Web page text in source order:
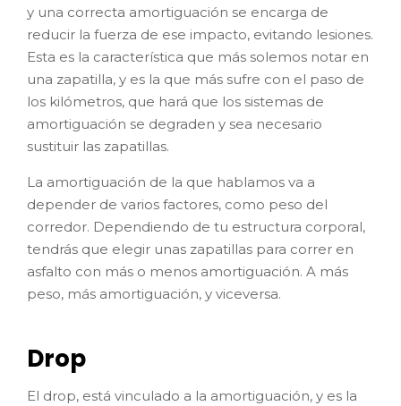
y una correcta amortiguación se encarga de
reducir la fuerza de ese impacto, evitando lesiones.
Esta es la característica que más solemos notar en
una zapatilla, y es la que más sufre con el paso de
los kilómetros, que hará que los sistemas de
amortiguación se degraden y sea necesario
sustituir las zapatillas.
La amortiguación de la que hablamos va a
depender de varios factores, como peso del
corredor. Dependiendo de tu estructura corporal,
tendrás que elegir unas zapatillas para correr en
asfalto con más o menos amortiguación. A más
peso, más amortiguación, y viceversa.
Drop
El drop, está vinculado a la amortiguación, y es la